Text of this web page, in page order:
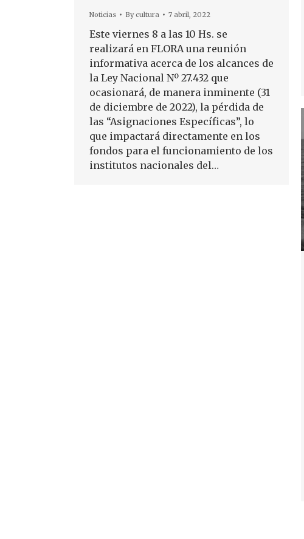
Noticias Bycultura 7 abril, 2022
Este viernes 8 a las 10 Hs. se
realizará en FLORA una reunión
informativa acerca de los alcances de
la Ley Nacional Nº 27.432 que
ocasionará, de manera inminente (31
de diciembre de 2022), la pérdida de
las “Asignaciones Específicas”, lo
que impactará directamente en los
fondos para el funcionamiento de los
institutos nacionales del…